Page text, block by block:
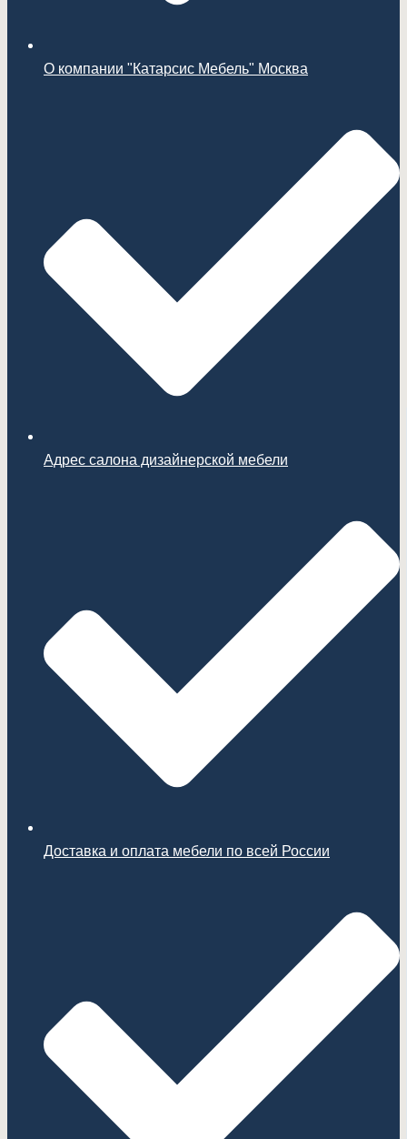
О компании "Катарсис Мебель" Москва
Адрес салона дизайнерской мебели
Доставка и оплата мебели по всей России